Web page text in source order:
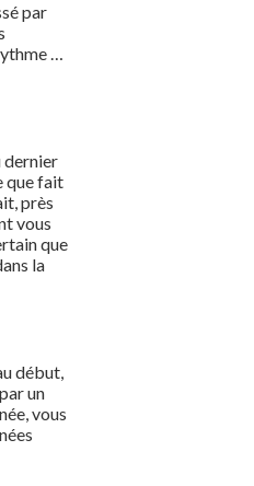
par
…
dernier
que fait
près
vous
que
la
début,
un
vous